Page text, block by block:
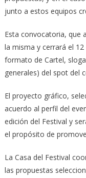
junto a estos equipos
Esta convocatoria, que
la misma y cerrará el
formato de Cartel,
generales) del spot del
El proyecto gráfico,
acuerdo al perfil del
edición del Festival y
el propósito de
La Casa del Festival
las propuestas